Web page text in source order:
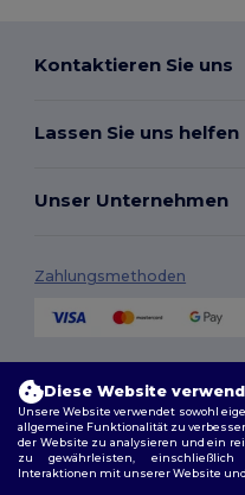
Kontaktieren Sie uns
Lassen Sie uns helfen
Unser Unternehmen
Zahlungsmethoden
Diese Website
Unsere Website verwendet sowohl
allgemeine Funktionalität zu
der Website zu analysieren und ein
zu gewährleisten, einschließlich
Interaktionen mit unserer Website